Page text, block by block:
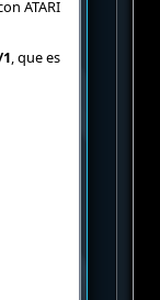
ATARI
, que es